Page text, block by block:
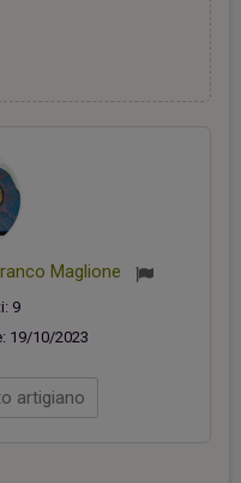
Maglione
9
19/10/2023
artigiano